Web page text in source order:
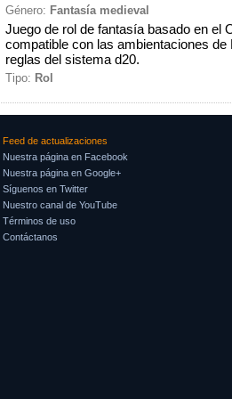
Género: Fantasía medieval
Juego de rol de fantasía basado en el
compatible con las ambientaciones
reglas del sistema d20.
Tipo: Rol
Feed de actualizaciones
Nuestra página en Facebook
Nuestra página en Google+
Síguenos en Twitter
Nuestro canal de YouTube
Términos de uso
Contáctanos